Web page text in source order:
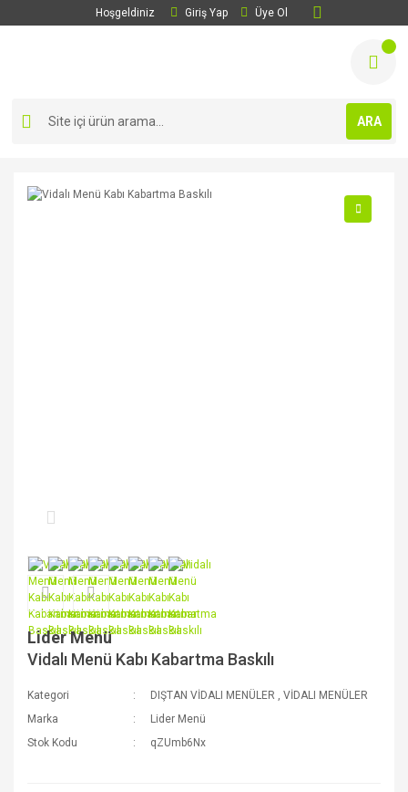
Hoşgeldiniz Giriş Yap Üye Ol
ARA
Lider Menü
Vidalı Menü Kabı Kabartma Baskılı
Kategori DIŞTAN VİDALI MENÜLER ,VİDALI MENÜLER
Marka
Lider Menü
Stok Kodu
qZUmb6Nx